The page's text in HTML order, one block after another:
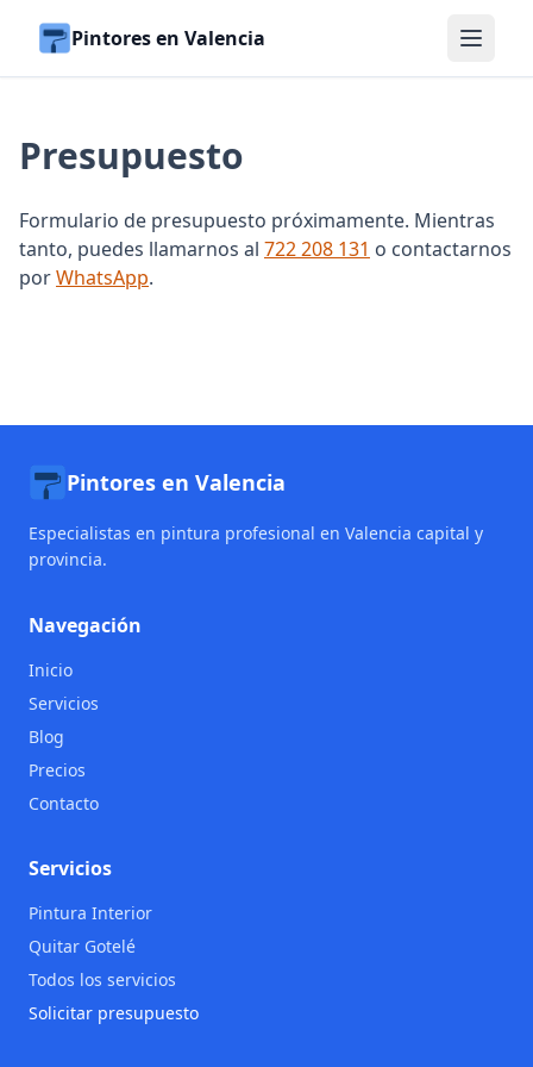
Pintores en Valencia
Presupuesto
Formulario de presupuesto próximamente. Mientras
tanto, puedes llamarnos al 722 208 131 o contactarnos
porWhatsApp.
Pintores en Valencia
Especialistas en pintura profesional en Valencia capital y
provincia.
Navegación
Inicio
Servicios
Blog
Precios
Contacto
Servicios
Pintura Interior
Quitar Gotelé
Todos los servicios
Solicitar presupuesto